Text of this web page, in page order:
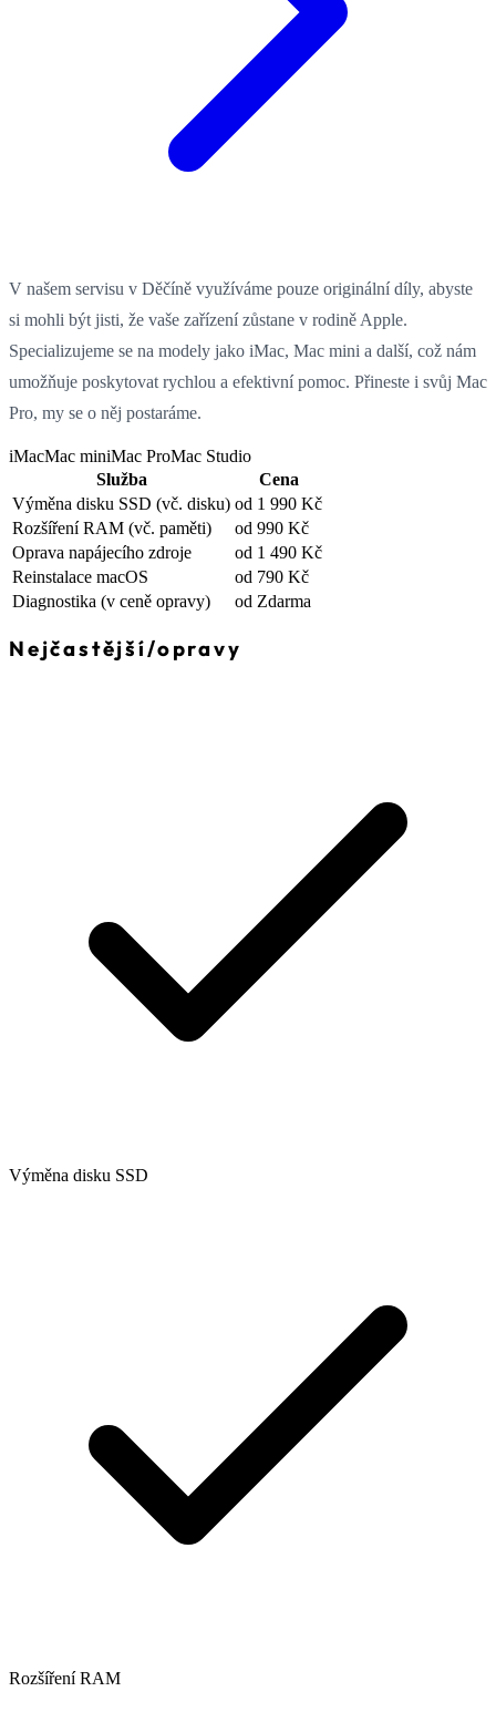
V našem servisu v Děčíně využíváme pouze originální díly, abyste
si mohli být jisti, že vaše zařízení zůstane v rodině Apple.
Specializujeme se na modely jako iMac, Mac mini a další, což nám
umožňuje poskytovat rychlou a efektivní pomoc. Přineste i svůj Mac
Pro, my se o něj postaráme.
iMacMac miniMac ProMac Studio
Služba
Cena
Výměna disku SSD (vč. disku) od 1 990 Kč
Rozšíření RAM (vč. paměti)
od 990 Kč
Oprava napájecího zdroje
od 1 490 Kč
Reinstalace macOS
od 790 Kč
Diagnostika (v ceně opravy) od Zdarma
Nejčastější/opravy
Výměna disku SSD
Rozšíření RAM